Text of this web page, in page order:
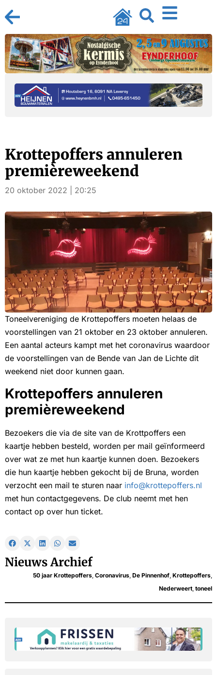
Krottepoffers annuleren
premièreweekend
20 oktober 2022 | 20:25
Toneelvereniging de Krottepoffers moeten helaas de
voorstellingen van 21 oktober en 23 oktober annuleren.
Een aantal acteurs kampt met het coronavirus waardoor
de voorstellingen van de Bende van Jan de Lichte dit
weekend niet door kunnen gaan.
Krottepoffers annuleren
premièreweekend
Bezoekers die via de site van de Krottpoffers een
kaartje hebben besteld, worden per mail geïnformeerd
over wat ze met hun kaartje kunnen doen. Bezoekers
die hun kaartje hebben gekocht bij de Bruna, worden
verzocht een mail te sturen naar info@krottepoffers.nl
met hun contactgegevens. De club neemt met hen
contact op over hun ticket.
Nieuws Archief
50 jaar Krottepoffers Coronavirus De Pinnenhof Krottepoffers
Nederweert toneel